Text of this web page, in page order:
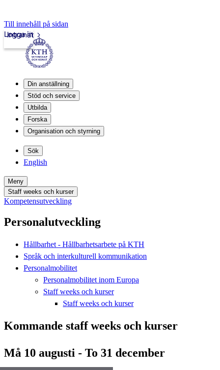
Till innehåll på sidan
Intranät
Logga in
Din anställning
Stöd och service
Utbilda
Forska
Organisation och styrning
Sök
English
Meny
Staff weeks och kurser
Kompetensutveckling
Personalutveckling
Hållbarhet - Hållbarhetsarbete på KTH
Språk och interkulturell kommunikation
Personalmobilitet
Personalmobilitet inom Europa
Staff weeks och kurser
Staff weeks och kurser
Kommande staff weeks och kurser
Må 10 augusti - To 31 december